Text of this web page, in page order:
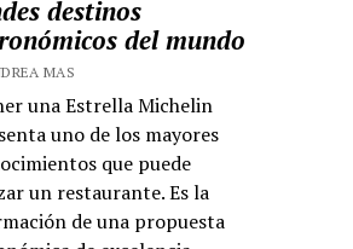
destinos
del mundo
MAS
una Estrella Michelin
uno de los mayores
que puede
un restaurante. Es la
de una propuesta